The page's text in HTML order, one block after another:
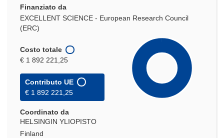
Finanziato da
EXCELLENT SCIENCE - European Research Council
(ERC)
Costo totale
€ 1 892 221,25
Contributo UE
€ 1 892 221,25
Coordinato da
HELSINGIN YLIOPISTO
Finland